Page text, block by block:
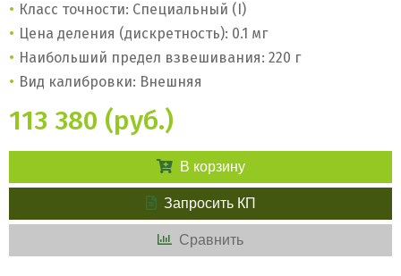
Класс точности: Специальный (I)
Цена деления (дискретность): 0.1 мг
Наибольший предел взвешивания: 220 г
Вид калибровки: Внешняя
113 380 (руб.)
В корзину
Запросить КП
Сравнить